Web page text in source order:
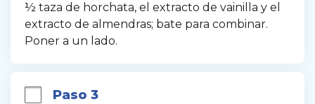
½ taza de horchata, el extracto de vainilla y el
extracto de almendras; bate para combinar.
Poner a un lado.
Paso 3